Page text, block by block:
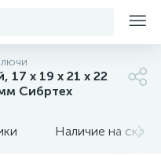
х 19 х 21 х 22
Сибртех
Наличие на